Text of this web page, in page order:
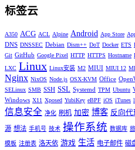
标签云
A350 ACG ACL Alpine Android App Store
DNS DNSSEC Debian Dism++ DoT Docker ETS
Git GitHub Google Pixel HTTP HTTPS Hostname
LXC Linux Linux安装 M2 MIUI MIUI 12
Nginx NixOS Node.js OSX-KVM Office
SELinux SMB SSH SSL Systemd TPM Ubuntu
Windows X11 Xposed YubiKey eBPF iOS iTunes
信息安全 净化 刷机 加密 博客 反向代
源 想法 手机号 技术 操作系统 数据库
模板 注册表 洛天依 游戏 生活 电子邮件 磁